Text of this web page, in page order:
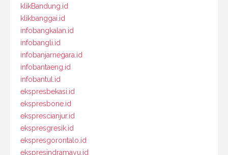
klikBandung.id
klikbanggai.id
infobangkalan.id
infobangli.id
infobanjarnegara.id
infobantaeng.id
infobantul.id
ekspresbekasi.id
ekspresbone.id
eksprescianjur.id
ekspresgresik.id
ekspresgorontalo.id
ekspresindramayu.id